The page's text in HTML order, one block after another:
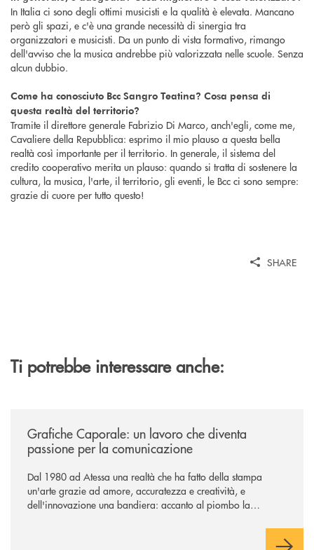
In Italia ci sono degli ottimi musicisti e la qualità è elevata. Mancano
però gli spazi, e c'è una grande necessità di sinergia tra
organizzatori e musicisti. Da un punto di vista formativo, rimango
dell'avviso che la musica andrebbe più valorizzata nelle scuole. Senza
alcun dubbio.
Come ha conosciuto Bcc Sangro Teatina? Cosa pensa di
questa realtà del territorio?
Tramite il direttore generale Fabrizio Di Marco, anch'egli, come me,
Cavaliere della Repubblica: esprimo il mio plauso a questa bella
realtà così importante per il territorio. In generale, il sistema del
credito cooperativo merita un plauso: quando si tratta di sostenere la
cultura, la musica, l'arte, il territorio, gli eventi, le Bcc ci sono sempre:
grazie di cuore per tutto questo!
SHARE
Ti potrebbe interessare anche:
Grafiche Caporale: un lavoro che diventa
passione per la comunicazione
Dal 1980 ad Atessa una realtà che ha fatto della stampa
un'arte grazie ad amore, accuratezza e creatività, e
dell'innovazione una bandiera: accanto al piombo la